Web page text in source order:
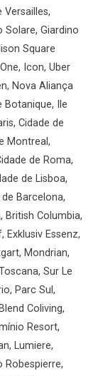
Versailles,
Solare, Giardino
Square
Icon, Uber
Nova Aliança
Botanique, Ile
Cidade de
Montreal,
de Roma,
de Lisboa,
Barcelona,
British Columbia,
Exklusiv Essenz,
Mondrian,
Sur Le
Parc Sul,
Coliving,
Resort,
Lumiere,
Robespierre,